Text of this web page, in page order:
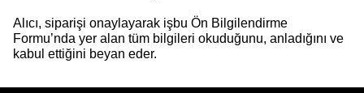
Alıcı, siparişi onaylayarak işbu Ön Bilgilendirme
Formu’nda yer alan tüm bilgileri okuduğunu, anladığını ve
kabul ettiğini beyan eder.